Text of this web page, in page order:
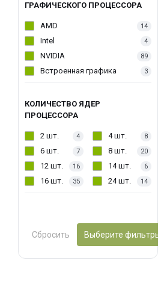
ГРАФИЧЕСКОГО ПРОЦЕССОРА
AMD 14
Intel 4
NVIDIA 89
Встроенная графика 3
КОЛИЧЕСТВО ЯДЕР
ПРОЦЕССОРА
2 шт. 4 4 шт. 8
6 шт. 7 8 шт. 20
12 шт. 16 14 шт. 6
16 шт. 35 24 шт. 14
Сбросить Выберите